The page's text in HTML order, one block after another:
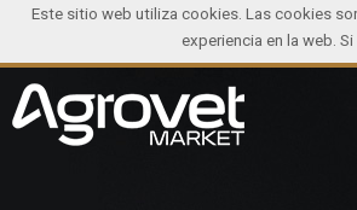
Este sitio web utiliza cookies. Las cookies
experiencia en la web.